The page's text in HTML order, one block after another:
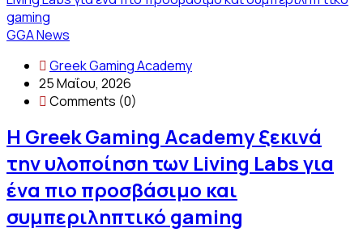
GGA News
Greek Gaming Academy
25 Μαΐου, 2026
Comments (0)
Η Greek Gaming Academy ξεκινά
την υλοποίηση των Living Labs για
ένα πιο προσβάσιμο και
συμπεριληπτικό gaming